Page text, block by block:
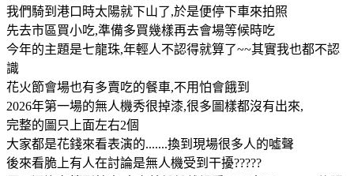
我們騎到港口時太陽就下山了,於是便停下車來拍照
先去市區買小吃,準備多買幾樣再去會場等候時吃
今年的主題是七龍珠,年輕人不認得就算了~~其實我也都不認
識
花火節會場也有多賣吃的餐車,不用怕會餓到
2026年第一場的無人機秀很掉漆,很多圖樣都沒有出來,
完整的圖只上面左右2個
大家都是花錢來看表演的.......換到現場很多人的噓聲
後來看脆上有人在討論是無人機受到干擾?????